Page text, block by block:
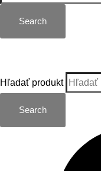
Search
Hľadať produkt
Search